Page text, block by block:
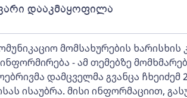
დააკმაყოფილა
მომსახურების
- ამ თემებზე
დამცველმა გვანცა ჩხეიძემ
ისაუბრა. მისი ინფორმაციით,